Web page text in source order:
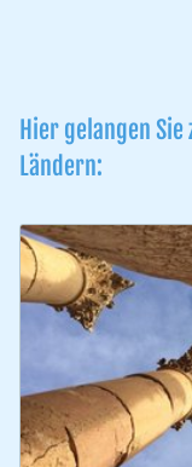
Hier gelangen Sie
Ländern: